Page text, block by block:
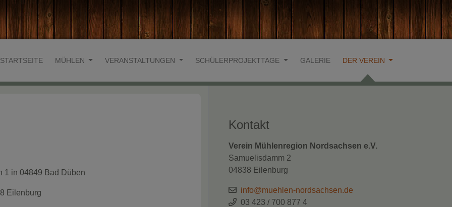
STARTSEITE MÜHLEN VERANSTALTUNGEN SCHÜLERPROJEKTTAGE GALERIE DER VEREIN
1 in 04849 Bad Düben
Eilenburg
Kontakt
Verein Mühlenregion Nordsachsen e.V.
Samuelisdamm 2
04838 Eilenburg
info@muehlen-nordsachsen.de
03 423 / 700 877 4